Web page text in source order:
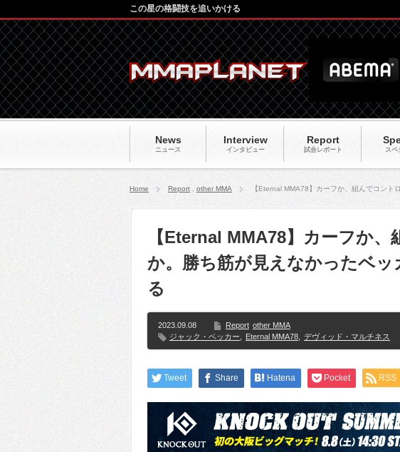
News
ニュース
Interview
インタビュー
Report
試合レポート スペ
この星の格闘技を追いかける
Home Report other MMA 【Eternal MMA78】カーフか、組んでコント
【Eternal MMA78】カーフか
か。勝ち筋が見えなかったベ
る
2023.09.08 Report other MMA
ジャック・ベッカー
Eternal MMA78 デヴィッド・マルチネス
Tweet Share Hatena Pocket RSS